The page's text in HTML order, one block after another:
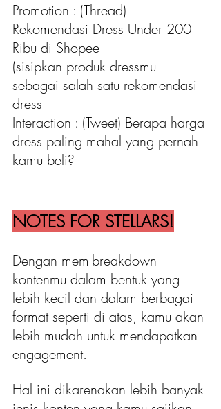
Promotion : (Thread)
Rekomendasi Dress Under 200
Ribu di Shopee
(sisipkan produk dressmu
sebagai salah satu rekomendasi
dress
Interaction : (Tweet) Berapa harga
dress paling mahal yang pernah
kamu beli?
NOTES FOR STELLARS!
Dengan mem-breakdown
kontenmu dalam bentuk yang
lebih kecil dan dalam berbagai
format seperti di atas, kamu akan
lebih mudah untuk mendapatkan
engagement.
Hal ini dikarenakan lebih banyak